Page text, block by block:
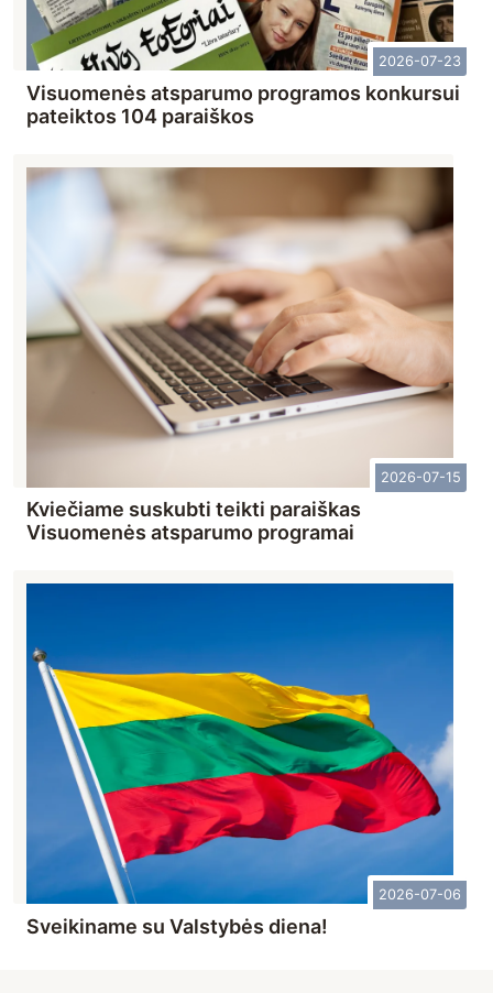
2026-07-23
Visuomenės atsparumo programos konkursui
pateiktos 104 paraiškos
2026-07-15
Kviečiame suskubti teikti paraiškas
Visuomenės atsparumo programai
2026-07-06
Sveikiname su Valstybės diena!